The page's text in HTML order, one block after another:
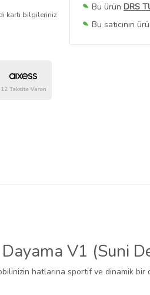
Bu ürün DRS
Bu satıcının
Bu Satıcının
kartı bilgileriniz
V1 (Suni
hatlarına sportif ve dinamik bir